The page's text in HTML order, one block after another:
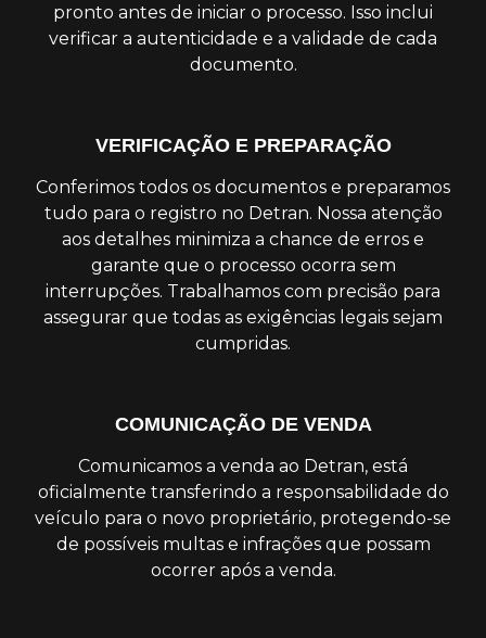
pronto antes de iniciar o processo. Isso inclui
verificar a autenticidade e a validade de cada
documento.
VERIFICAÇÃO E PREPARAÇÃO
Conferimos todos os documentos e preparamos
tudo para o registro no Detran. Nossa atenção
aos detalhes minimiza a chance de erros e
garante que o processo ocorra sem
interrupções. Trabalhamos com precisão para
assegurar que todas as exigências legais sejam
cumpridas.
COMUNICAÇÃO DE VENDA
Comunicamos a venda ao Detran, está
oficialmente transferindo a responsabilidade do
veículo para o novo proprietário, protegendo-se
de possíveis multas e infrações que possam
ocorrer após a venda.